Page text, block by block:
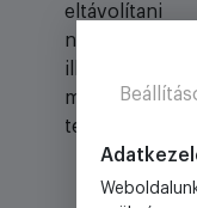
illetve a
teszi.